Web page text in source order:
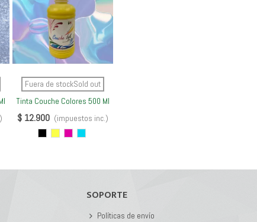
Ver Más
Fuera de stockSold out
Tinta Couche Colores 500 Ml
$ 12.900 (impuestos inc.)
NegroAmarillo
Magenta
Cyan
SOPORTE
Políticas de envío